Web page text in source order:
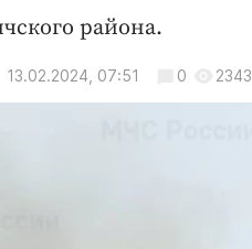
района.
13.02.2024, 07:51 0 2343